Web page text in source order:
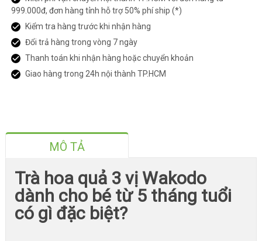
999.000đ, đơn hàng tỉnh hỗ trợ 50% phí ship (*)
Kiểm tra hàng trước khi nhận hàng
Đổi trả hàng trong vòng 7 ngày
Thanh toán khi nhận hàng hoặc chuyển khoản
Giao hàng trong 24h nội thành TP.HCM
MÔ TẢ
Trà hoa quả 3 vị Wakodo
dành cho bé từ 5 tháng tuổi
có gì đặc biệt?